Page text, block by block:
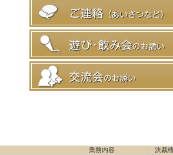
業務内容
決裁